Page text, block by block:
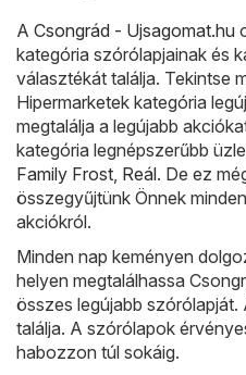
A Csongrád - Ujsagomat.hu
kategória szórólapjainak és
választékát találja. Tekintse
Hipermarketek kategória
megtalálja a legújabb
kategória legnépszerűbb
Family Frost, Reál. De ez
összegyűjtünk Önnek
akciókról.
Minden nap keményen
helyen megtalálhassa
összes legújabb
találja. A szórólapok
habozzon túl sokáig.